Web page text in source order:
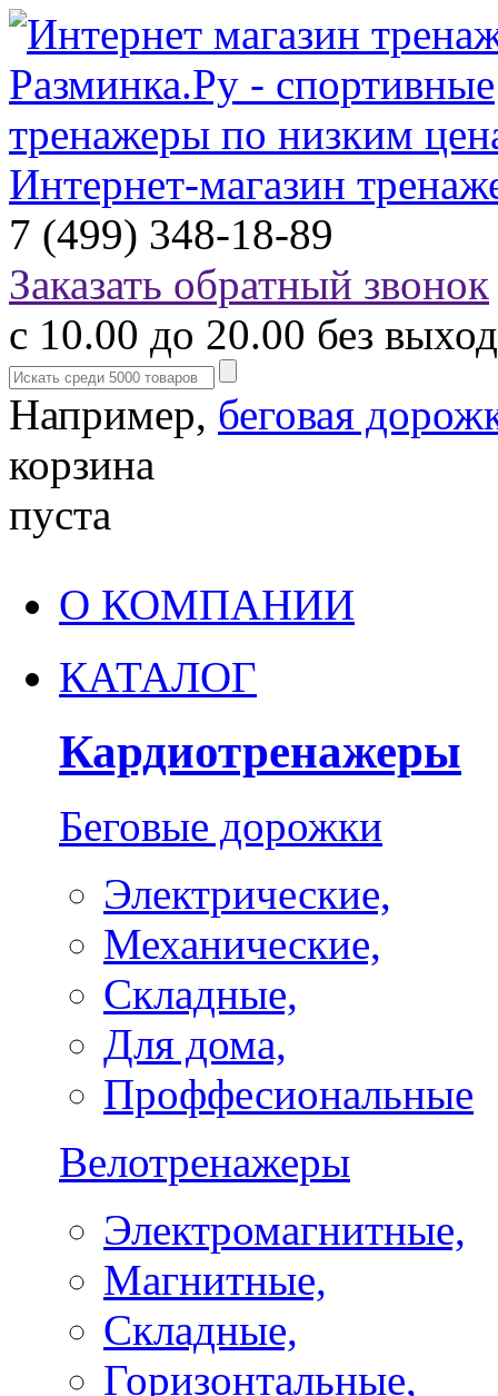
Интернет-магазин
7 (499) 348-18-89
Заказать обратный звонок
с 10.00 до 20.00 без
Например, беговая
корзина
пуста
О КОМПАНИИ
КАТАЛОГ
Кардиотренажеры
Беговые дорожки
Электрические,
Механические,
Складные,
Для дома,
Проффесиональные
Велотренажеры
Электромагнитные,
Магнитные,
Складные,
Горизонтальные,